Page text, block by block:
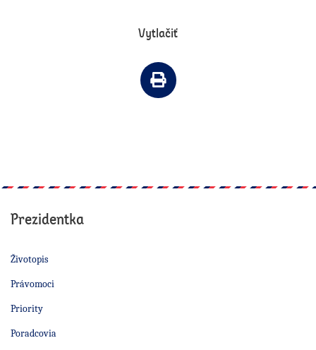
Vytlačiť
Vytlačiť článok
Prezidentka
Životopis
Právomoci
Priority
Poradcovia